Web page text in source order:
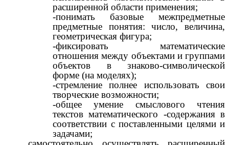
расширенной области применения;
-понимать базовые межпредметные
предметные понятия: число, величина,
геометрическая фигура;
-фиксировать математические
отношения между объектами и группами
объектов в знаково-символической
форме (на моделях);
-стремление полнее использовать свои
творческие возможности;
-общее умение смыслового чтения
текстов математического -содержания в
соответствии с поставленными целями и
задачами;